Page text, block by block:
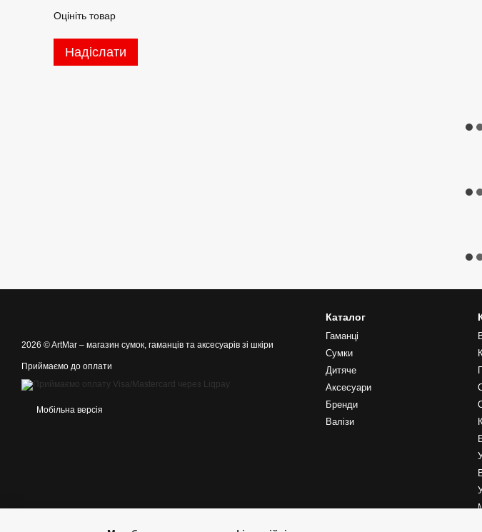
Оцініть товар
Надіслати
2026 © ArtMar – магазин сумок, гаманців та аксесуарів зі шкіри
Приймаємо до оплати
Мобільна версія
Каталог
Гаманці
Сумки
Дитяче
Аксесуари
Бренди
Валізи